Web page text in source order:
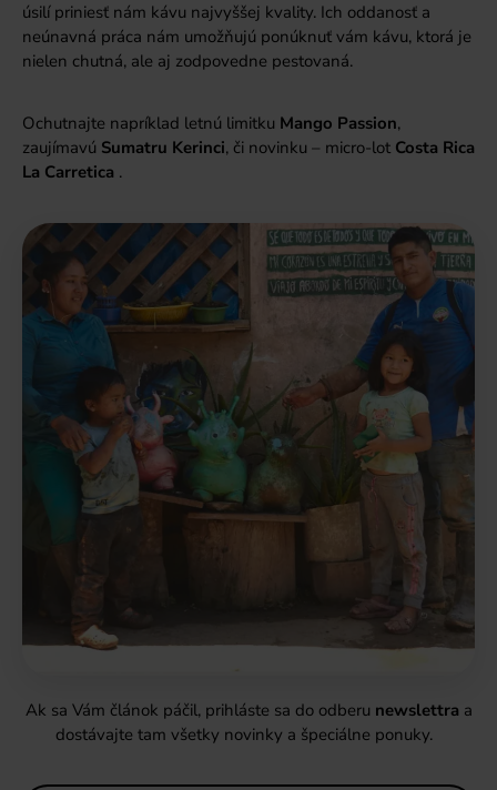
úsilí priniesť nám kávu najvyššej kvality. Ich oddanosť a
neúnavná práca nám umožňujú ponúknuť vám kávu, ktorá je
nielen chutná, ale aj zodpovedne pestovaná.
Ochutnajte napríklad letnú limitku Mango Passion,
zaujímavú Sumatru Kerinci, či novinku – micro-lot Costa Rica
La Carretica .
Ak sa Vám článok páčil, prihláste sa do odberu newslettra a
dostávajte tam všetky novinky a špeciálne ponuky.